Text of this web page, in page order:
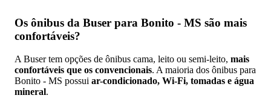
Os ônibus da Buser para Bonito - MS são mais
confortáveis?
A Buser tem opções de ônibus cama, leito ou semi-leito, mais
confortáveis que os convencionais. A maioria dos ônibus para
Bonito - MS possui ar-condicionado, Wi-Fi, tomadas e água
mineral.